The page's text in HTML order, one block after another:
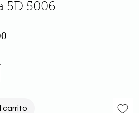
5D 5006
carrito